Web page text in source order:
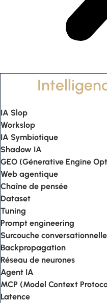
IA Slop
Workslop
IA Symbiotique
Shadow IA
GEO (Génerative Engine
Web agentique
Chaîne de pensée
Dataset
Tuning
Prompt engineering
Surcouche conversationnelle
Backpropagation
Réseau de neurones
Agent IA
MCP (Model Context
Latence